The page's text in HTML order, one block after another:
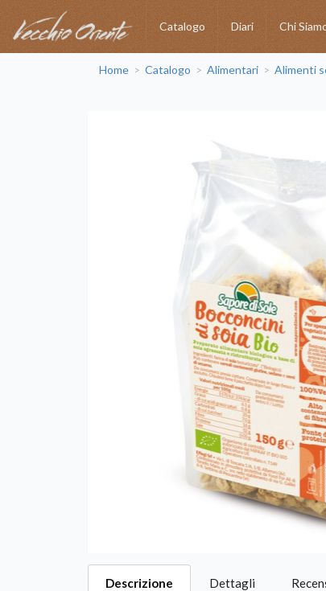
Catalogo Diari Chi
Home > Catalogo > Alimentari > Alimenti
Descrizione Dettagli